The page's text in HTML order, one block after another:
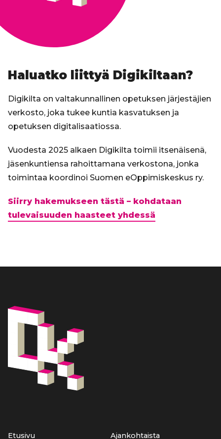
Haluatko liittyä Digikiltaan?
Digikilta on valtakunnallinen opetuksen järjestäjien
verkosto, joka tukee kuntia kasvatuksen ja
opetuksen digitalisaatiossa.
Vuodesta 2025 alkaen Digikilta toimii itsenäisenä,
jäsenkuntiensa rahoittamana verkostona, jonka
toimintaa koordinoi Suomen eOppimiskeskus ry.
Siirry hakemukseen tästä – kohdataan
tulevaisuuden haasteet yhdessä
Etusivu
Ajankohtaista